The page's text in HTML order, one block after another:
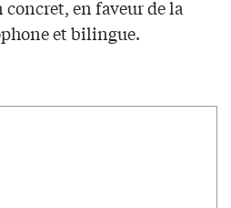
en faveur de la
et bilingue.